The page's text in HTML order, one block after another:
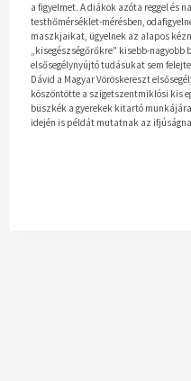
a figyelmet. A diákok azóta reggel és
testhőmérséklet-mérésben,
maszkjaikat, ügyelnek az alapos
„kisegészségőrőkre" kisebb-
elsősegélynyújtó tudásukat sem
Dávid a Magyar Vöröskereszt
köszöntötte a szigetszentmiklósi kis
büszkék a gyerekek kitartó
idején is példát mutatnak az